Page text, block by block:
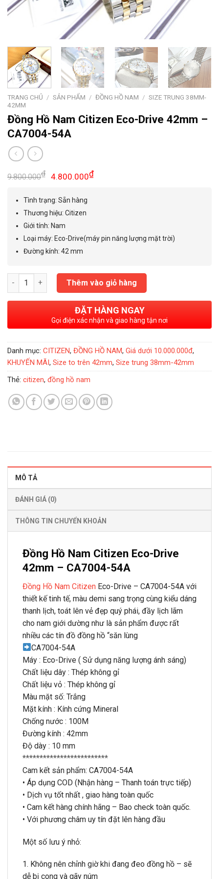
TRANG CHỦ / SẢN PHẨM / ĐỒNG HỒ NAM / SIZE TRUNG 38MM-
42MM
Đồng Hồ Nam Citizen Eco-Drive 42mm –
CA7004-54A
9.800.000₫ Giá
là:
9.800.000₫.
4.800.000₫Giá
Tình trạng: Sẵn hàng
Thương hiệu: Citizen
Giới tính:Nam
Loại máy: Eco-Drive(máy pin năng lượng mặt trời)
Đường kính:42 mm
Đồng Hồ Nam Citizen Eco-Drive 42mm - CA7004-54A số lượng
Thêm vào giỏ hàng
ĐẶT HÀNG NGAY
Gọi điện xác nhận và giao hàng tận nơi
Danh mục: CITIZEN, ĐỒNG HỒ NAM, Giá dưới 10.000.000đ,
KHUYẾN MÃI, Size to trên 42mm, Size trung 38mm-42mm
Thẻ: citizen, đồng hồ nam
MÔ TẢ
ĐÁNH GIÁ (0)
THÔNG TIN CHUYỂN KHOẢN
Đồng Hồ Nam Citizen Eco-Drive
42mm – CA7004-54A
Đồng Hồ Nam Citizen Eco-Drive – CA7004-54A với
thiết kế tinh tế, màu demi sang trọng cùng kiểu dáng
thanh lịch, toát lên vẻ đẹp quý phái, đầy lịch lãm
cho nam giới dường như là sản phẩm được rất
nhiều các tín đồ đồng hồ “săn lùng
CA7004-54A
Máy : Eco-Drive ( Sử dụng năng lượng ánh sáng)
Chất liệu dây : Thép không gỉ
Chất liệu vỏ : Thép không gỉ
Màu mặt số: Trắng
Mặt kính : Kính cứng Mineral
Chống nước : 100M
Đường kính : 42mm
Độ dày : 10 mm
*************************
Cam kết sản phẩm: CA7004-54A
• Áp dụng COD (Nhận hàng – Thanh toán trực tiếp)
• Dịch vụ tốt nhất , giao hàng toàn quốc
• Cam kết hàng chính hãng – Bao check toàn quốc.
• Với phương châm uy tín đặt lên hàng đầu
Một số lưu ý nhỏ:
1. Không nên chỉnh giờ khi đang đeo đồng hồ – sẽ
dễ bị cong và gãy núm